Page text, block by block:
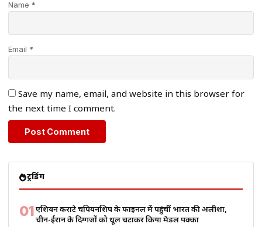
Name *
Email *
Save my name, email, and website in this browser for
the next time I comment.
ट्रेंडिंग
01एशियन कराटे चैंपियनशिप के फाइनल में पहुंचीं भारत की अलीशा,
चीन-ईरान के दिग्गजों को धूल चटाकर किया मेडल पक्का